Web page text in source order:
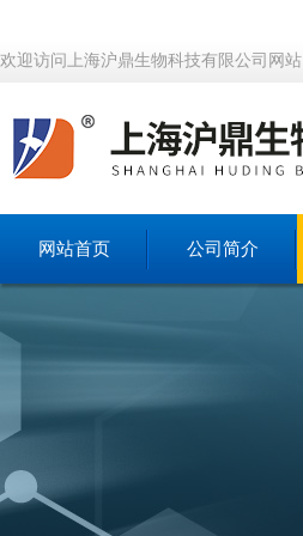
欢迎访问上海沪鼎生物科技有限公司网站
网站首页 公司简介